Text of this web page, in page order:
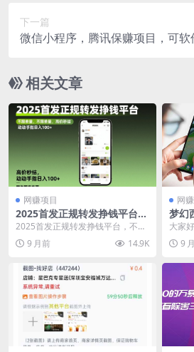
下一篇
微信小程序，腾讯保赚项目，可软
相关文章
网赚项目
2025首发正规转发挣钱平台，
不限单量，高价秒结，动动手
指日入100+【揭秘】
2025首发正规转发挣钱平台，不限
单量，高价秒结，动动手指日入10
0+【揭秘】 ...
9 月前 14.9K
网
梦幻
日入
大家
是：
日入
9